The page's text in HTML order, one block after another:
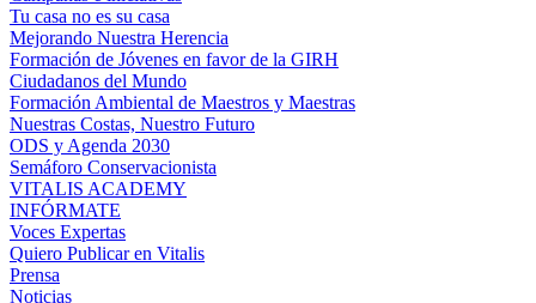
Tu casa no es su casa
Mejorando Nuestra Herencia
Formación de Jóvenes en favor de la GIRH
Ciudadanos del Mundo
Formación Ambiental de Maestros y Maestras
Nuestras Costas, Nuestro Futuro
ODS y Agenda 2030
Semáforo Conservacionista
VITALIS ACADEMY
INFÓRMATE
Voces Expertas
Quiero Publicar en Vitalis
Prensa
Noticias